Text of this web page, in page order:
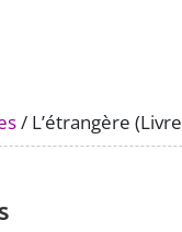
/ L’étrangère